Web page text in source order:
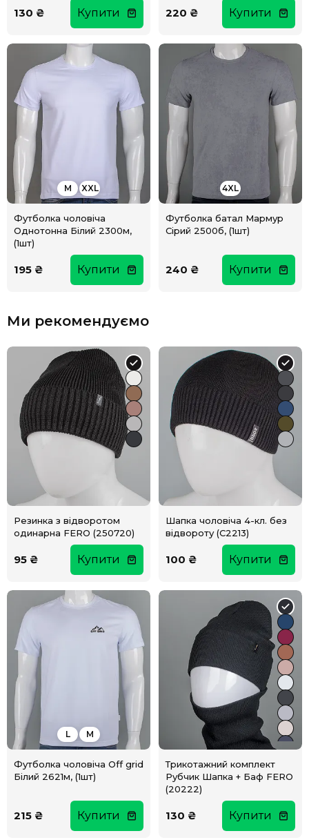
130 ₴ Купити 220 ₴ Купити
M XXL
Футболка чоловіча
Однотонна Білий 2300м,
(1шт)
195 ₴ Купити
4XL
Футболка батал Мармур
Сірий 2500б, (1шт)
240 ₴ Купити
Ми рекомендуємо
Резинка з відворотом
одинарна FERO (250720)
95 ₴ Купити
Шапка чоловіча 4-кл. без
відвороту (С2213)
100 ₴ Купити
L M
Футболка чоловіча Off grid
Білий 2621м, (1шт)
215 ₴ Купити
Трикотажний комплект
Рубчик Шапка + Баф FERO
(20222)
130 ₴ Купити